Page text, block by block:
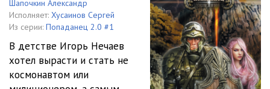
006 Глава 5. Во всплесках огненной смеси 39:14
007 Глава 6. Наследие Третьего Царства 1:06:07
008 Глава 7. Опасная дорога 1:19:18
009 Глава 8. Амуры бывают разные 47:20
Шапочкин Александр
Исполняет: Хусаинов Сергей
Из серии: Попаданец 2.0 #1
В детстве Игорь Нечаев
хотел вырасти и стать не
космонавтом или